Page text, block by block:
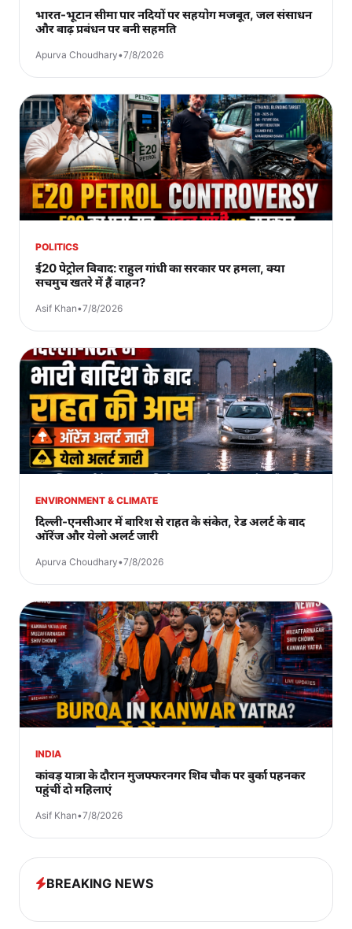
भारत-भूटान सीमा पार नदियों पर सहयोग मजबूत, जल संसाधन
और बाढ़ प्रबंधन पर बनी सहमति
Apurva Choudhary•7/8/2026
POLITICS
ई20 पेट्रोल विवाद: राहुल गांधी का सरकार पर हमला, क्या
सचमुच खतरे में हैं वाहन?
Asif Khan•7/8/2026
ENVIRONMENT & CLIMATE
दिल्ली-एनसीआर में बारिश से राहत के संकेत, रेड अलर्ट के बाद
ऑरेंज और येलो अलर्ट जारी
Apurva Choudhary•7/8/2026
INDIA
कांवड़ यात्रा के दौरान मुजफ्फरनगर शिव चौक पर बुर्का पहनकर
पहुंचीं दो महिलाएं
Asif Khan•7/8/2026
BREAKING NEWS